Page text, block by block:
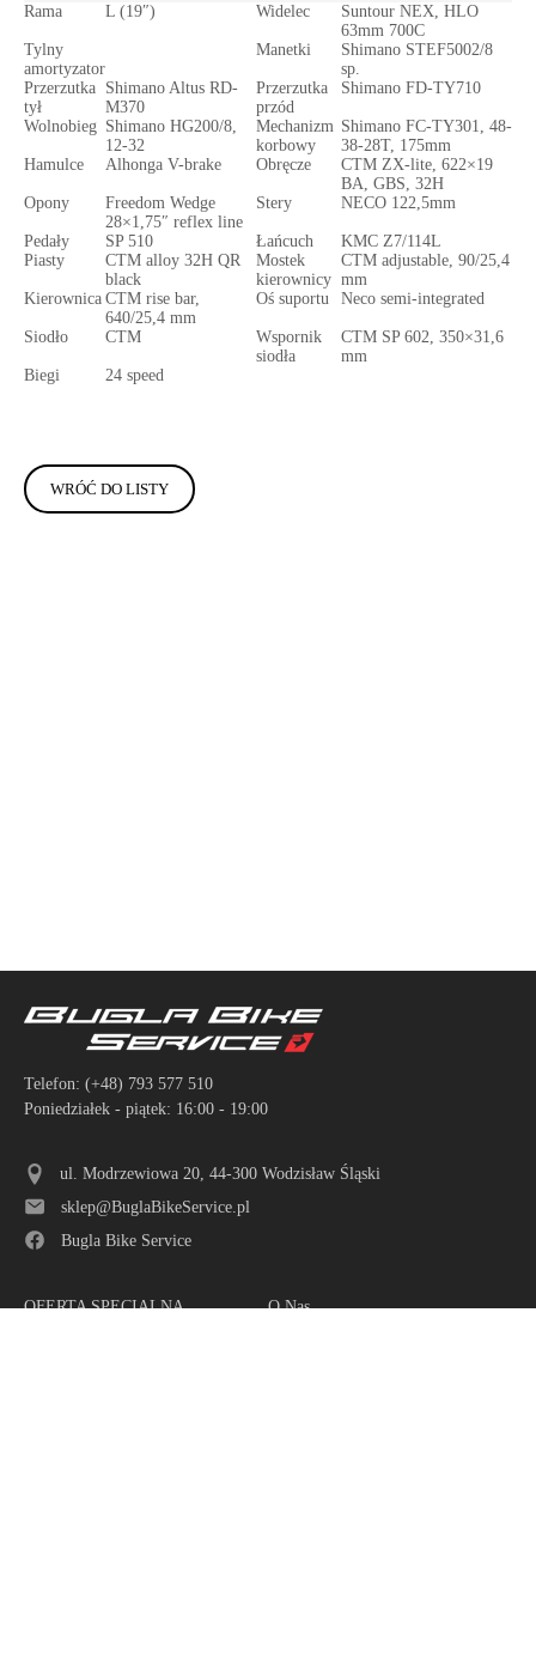
Rama L (19″) Widelec
Suntour NEX, HLO
63mm 700C
Tylny
amortyzator
Manetki
Shimano STEF5002/8
sp.
Przerzutka
tył
Shimano Altus RD-
M370
Przerzutka
przód
Shimano FD-TY710
Wolnobieg Shimano HG200/8,
12-32
Mechanizm
korbowy
Shimano FC-TY301, 48-
38-28T, 175mm
Hamulce
Alhonga V-brake Obręcze
CTM ZX-lite, 622×19
BA, GBS, 32H
Opony
Freedom Wedge
28×1,75″ reflex line
Stery NECO 122,5mm
Pedały SP 510 Łańcuch
KMC Z7/114L
Piasty
CTM alloy 32H QR
black
Mostek
kierownicy
CTM adjustable, 90/25,4
mm
Kierownica CTM rise bar,
640/25,4 mm
Oś suportu Neco semi-integrated
Siodło CTM
Wspornik
siodła
CTM SP 602, 350×31,6
mm
Biegi
24 speed
WRÓĆ DO LISTY
Telefon: (+48) 793 577 510
Poniedziałek - piątek: 16:00 - 19:00
ul. Modrzewiowa 20, 44-300 Wodzisław Śląski
sklep@BuglaBikeService.pl
Bugla Bike Service
OFERTA SPECIALNA
O Nas